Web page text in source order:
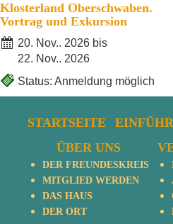
Klosterland Oberschwaben.
Vortrag und Exkursion
20. Nov.. 2026 bis
22. Nov.. 2026
Status: Anmeldung möglich
STARTSEITE
ÜBER UNS
DER FREUNDESKREIS
MITGLIED WERDEN
DAS HAUS
DER ORT